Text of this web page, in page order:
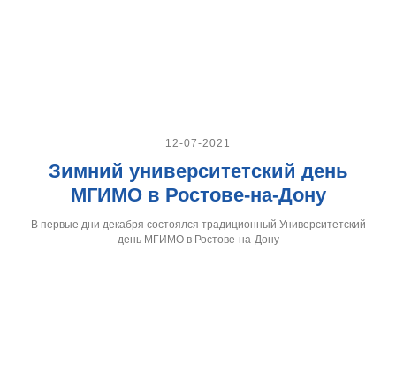
12-07-2021
Зимний университетский день
МГИМО в Ростове-на-Дону
В первые дни декабря состоялся традиционный Университетский
день МГИМО в Ростове-на-Дону